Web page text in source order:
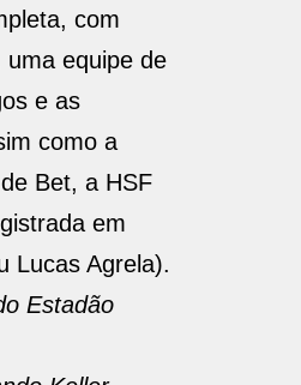
com
equipe de
e as
como a
Bet, a HSF
em
Lucas Agrela).
Estadão